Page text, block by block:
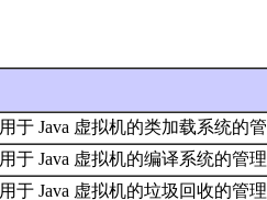
用于 Java 虚拟机的类加载系统的
用于 Java 虚拟机的编译系统的管
用于 Java 虚拟机的垃圾回收的管